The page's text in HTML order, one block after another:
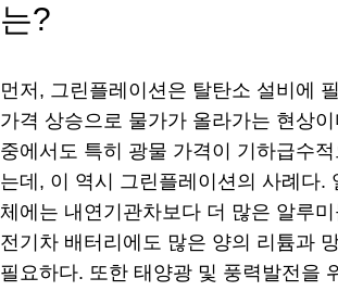
는?
먼저, 그린플레이션은 탈탄소 설비에
가격 상승으로 물가가 올라가는 현상
중에서도 특히 광물 가격이 기하급수
는데, 이 역시 그린플레이션의 사례다.
체에는 내연기관차보다 더 많은 알루
전기차 배터리에도 많은 양의 리튬과
필요하다. 또한 태양광 및 풍력발전을